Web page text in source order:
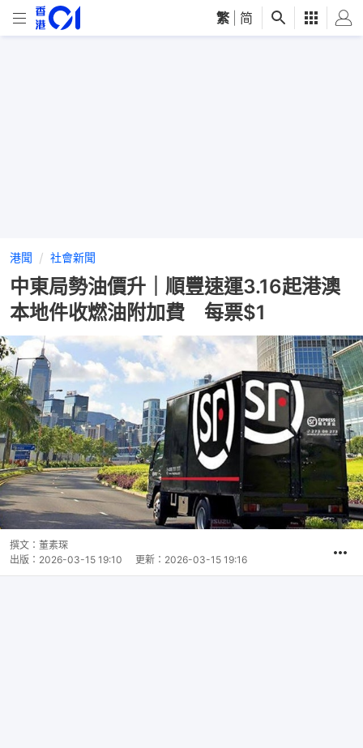
繁 简
港聞 社會新聞
中東局勢油價升｜順豐速運3.16起港澳
本地件收燃油附加費 每票$1
撰文： 董素琛
出版： 2026-03-15 19:10 更新： 2026-03-15 19:16